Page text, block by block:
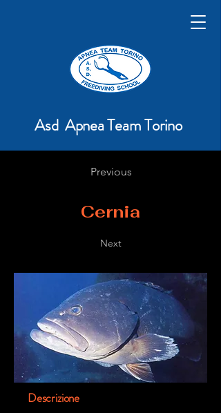
Asd Apnea Team Torino
Previous
Cernia
Next
Descrizione